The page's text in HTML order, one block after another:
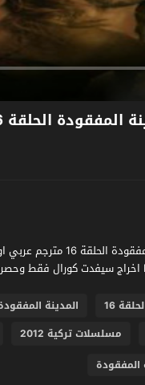
الحلقة 16 مترجم
16 المدينة
مسلسلات تركية 2012